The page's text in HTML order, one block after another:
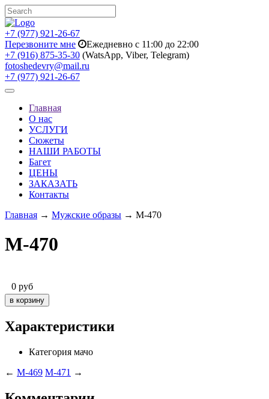
+7 (977) 921-26-67
Перезвоните мне
Ежедневно с 11:00 до 22:00
+7 (916) 875-35-30 (WatsApp, Viber, Telegram)
fotoshedevry@mail.ru
+7 (977) 921-26-67
Toggle
navigationГлавная
О нас
УСЛУГИ
Сюжеты
НАШИ РАБОТЫ
Багет
ЦЕНЫ
ЗАКАЗАТЬ
Контакты
Главная → Мужские образы → M-470
M-470
0 руб
Характеристики
Категория мачо
← M-469 M-471 →